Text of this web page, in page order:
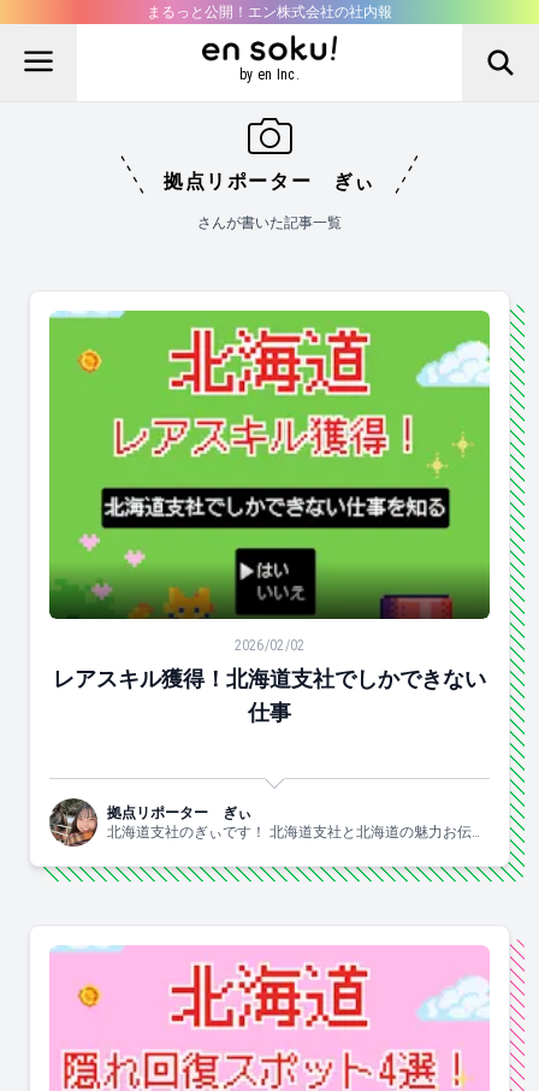
まるっと公開！エン株式会社の社内報
by en Inc.
拠点リポーター ぎぃ
さんが書いた記事一覧
2026/02/02
レアスキル獲得！北海道支社でしかできない
仕事
拠点リポーター ぎぃ
北海道支社のぎぃです！ 北海道支社と北海道の魅力お伝え